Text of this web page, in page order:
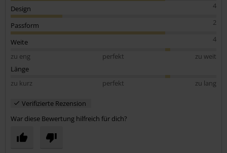
4
Design
2
Passform
4
Weite
zu eng
perfekt
zu weit
Länge
zu kurz
perfekt zu lang
Verifizierte Rezension
War diese Bewertung hilfreich für dich?